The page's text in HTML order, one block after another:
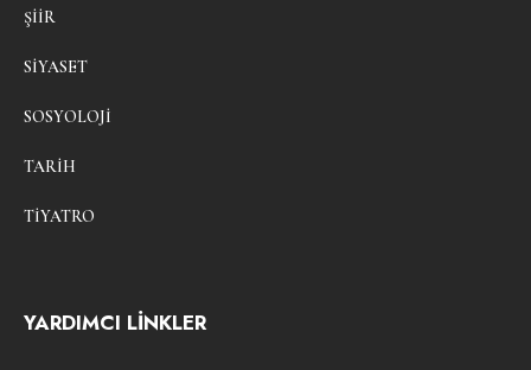
ŞIIR
SIYASET
SOSYOLOJI
TARIH
TIYATRO
YARDIMCI LİNKLER